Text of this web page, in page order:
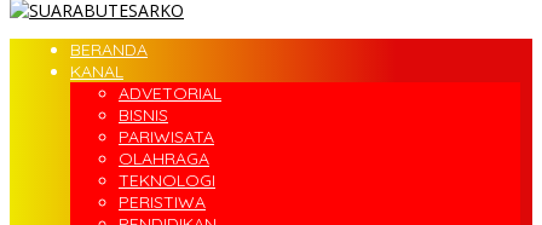
BERANDA
KANAL
ADVETORIAL
BISNIS
PARIWISATA
OLAHRAGA
TEKNOLOGI
PERISTIWA